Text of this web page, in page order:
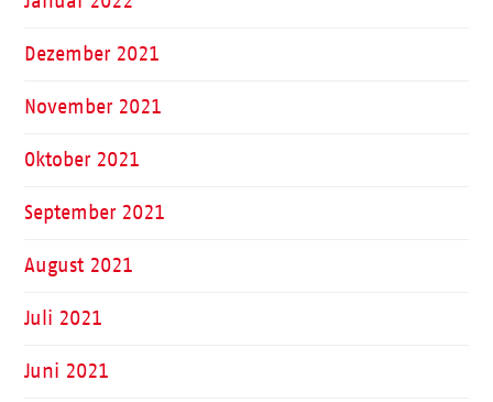
Dezember 2021
November 2021
Oktober 2021
September 2021
August 2021
Juli 2021
Juni 2021